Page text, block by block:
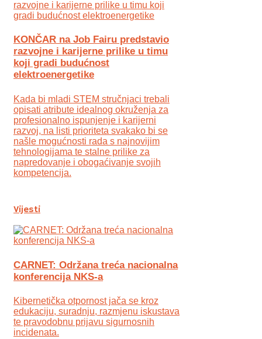
KONČAR na Job Fairu predstavio
razvojne i karijerne prilike u timu
koji gradi budućnost
elektroenergetike
Kada bi mladi STEM stručnjaci trebali
opisati atribute idealnog okruženja za
profesionalno ispunjenje i karijerni
razvoj, na listi prioriteta svakako bi se
našle mogućnosti rada s najnovijim
tehnologijama te stalne prilike za
napredovanje i obogaćivanje svojih
kompetencija.
Vijesti
CARNET: Održana treća nacionalna
konferencija NKS-a
Kibernetička otpornost jača se kroz
edukaciju, suradnju, razmjenu iskustava
te pravodobnu prijavu sigurnosnih
incidenata.